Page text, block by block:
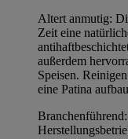
Altert anmutig:
Zeit eine
außerdem
Speisen.
eine Patina